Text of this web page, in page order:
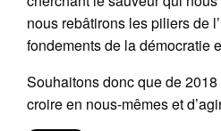
nous rebâtirons les piliers de
fondements de la démocratie
Souhaitons donc que de
croire en nous-mêmes et